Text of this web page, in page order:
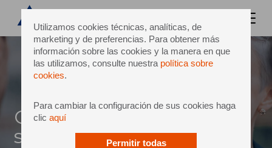
Utilizamos cookies técnicas, analíticas, de
marketing y de preferencias. Para obtener más
información sobre las cookies y la manera en que
las utilizamos, consulte nuestra política sobre
cookies.
Para cambiar la configuración de sus cookies haga
clic aquí
Permitir todas
Our dialoge with
stakeholders